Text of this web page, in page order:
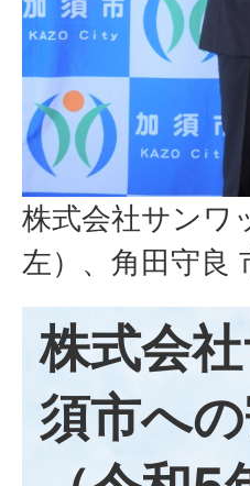
株式会社サンワ
左）、角田守良
株式会
須市へ